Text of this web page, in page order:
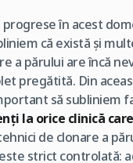
în acest
că există și
a părului are încă
pregătită. Din
să subliniem
la orice clinică
de clonare a
strict controlată: